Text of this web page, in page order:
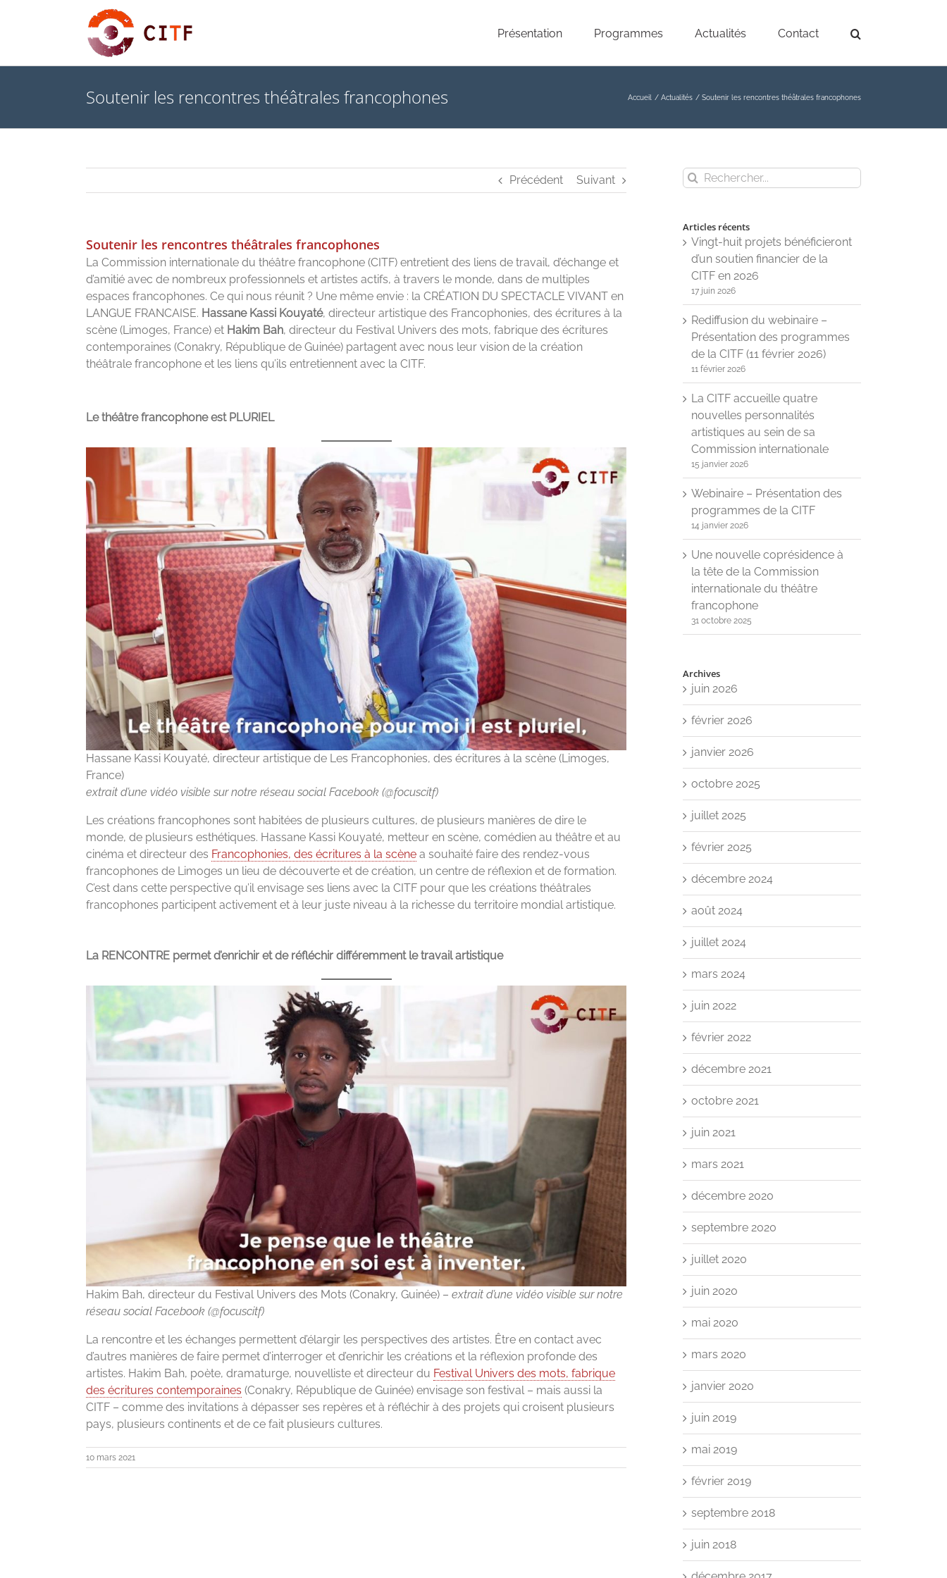
Présentation Programmes Actualités Contact
Soutenir les rencontres théâtrales francophones Accueil Actualités Soutenir les rencontres théâtrales francophones
Précédent Suivant
Soutenir les rencontres théâtrales francophones
La Commission internationale du théâtre francophone (CITF) entretient des liens de travail, d’échange et
d’amitié avec de nombreux professionnels et artistes actifs, à travers le monde, dans de multiples
espaces francophones. Ce qui nous réunit ? Une même envie : la CRÉATION DU SPECTACLE VIVANT en
LANGUE FRANCAISE. Hassane Kassi Kouyaté, directeur artistique des Francophonies, des écritures à la
scène (Limoges, France) et Hakim Bah, directeur du Festival Univers des mots, fabrique des écritures
contemporaines (Conakry, République de Guinée) partagent avec nous leur vision de la création
théâtrale francophone et les liens qu’ils entretiennent avec la CITF.
Le théâtre francophone est PLURIEL
Hassane Kassi Kouyaté, directeur artistique de Les Francophonies, des écritures à la scène (Limoges,
France)
extrait d’une vidéo visible sur notre réseau social Facebook (@focuscitf)
Les créations francophones sont habitées de plusieurs cultures, de plusieurs manières de dire le
monde, de plusieurs esthétiques. Hassane Kassi Kouyaté, metteur en scène, comédien au théâtre et au
cinéma et directeur des Francophonies, des écritures à la scène a souhaité faire des rendez-vous
francophones de Limoges un lieu de découverte et de création, un centre de réflexion et de formation.
C’est dans cette perspective qu’il envisage ses liens avec la CITF pour que les créations théâtrales
francophones participent activement et à leur juste niveau à la richesse du territoire mondial artistique.
La RENCONTRE permet d’enrichir et de réfléchir différemment le travail artistique
Hakim Bah, directeur du Festival Univers des Mots (Conakry, Guinée) – extrait d’une vidéo visible sur notre
réseau social Facebook (@focuscitf)
La rencontre et les échanges permettent d’élargir les perspectives des artistes. Être en contact avec
d’autres manières de faire permet d’interroger et d’enrichir les créations et la réflexion profonde des
artistes. Hakim Bah, poète, dramaturge, nouvelliste et directeur du Festival Univers des mots, fabrique
des écritures contemporaines (Conakry, République de Guinée) envisage son festival – mais aussi la
CITF – comme des invitations à dépasser ses repères et à réfléchir à des projets qui croisent plusieurs
pays, plusieurs continents et de ce fait plusieurs cultures.
10 mars 2021
Rechercher
Articles récents
Vingt-huit projets bénéficieront
d’un soutien financier de la
CITF en 2026
17 juin 2026
Rediffusion du webinaire –
Présentation des programmes
de la CITF (11 février 2026)
11 février 2026
La CITF accueille quatre
nouvelles personnalités
artistiques au sein de sa
Commission internationale
15 janvier 2026
Webinaire – Présentation des
programmes de la CITF
14 janvier 2026
Une nouvelle coprésidence à
la tête de la Commission
internationale du théâtre
francophone
31 octobre 2025
Archives
juin 2026
février 2026
janvier 2026
octobre 2025
juillet 2025
février 2025
décembre 2024
août 2024
juillet 2024
mars 2024
juin 2022
février 2022
décembre 2021
octobre 2021
juin 2021
mars 2021
décembre 2020
septembre 2020
juillet 2020
juin 2020
mai 2020
mars 2020
janvier 2020
juin 2019
mai 2019
février 2019
septembre 2018
juin 2018